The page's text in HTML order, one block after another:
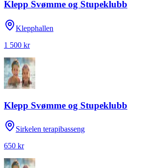
Klepp Svømme og Stupeklubb
Klepphallen
1 500 kr
Klepp Svømme og Stupeklubb
Sirkelen terapibasseng
650 kr